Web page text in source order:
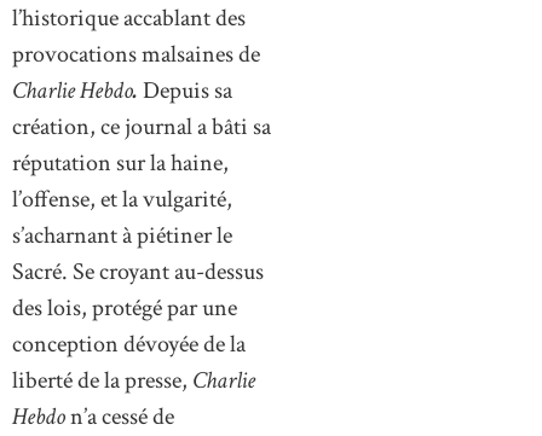
l’historique accablant des
provocations malsaines de
Charlie Hebdo.Depuis sa
création, ce journal a bâti sa
réputation sur la haine,
l’offense, et la vulgarité,
s’acharnant à piétiner le
Sacré. Se croyant au-dessus
des lois, protégé par une
conception dévoyée de la
liberté de la presse, Charlie
Hebdon’a cessé de